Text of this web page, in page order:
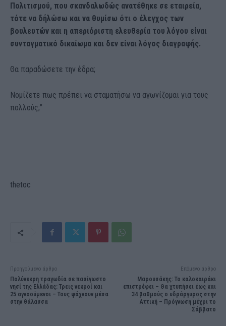
Πολιτισμού, που σκανδαλωδώς ανατέθηκε σε εταιρεία,
τότε να δήλώσω και να θυμίσω ότι ο έλεγχος των
βουλευτών και η απεριόριστη ελευθερία του λόγου είναι
συνταγματικό δικαίωμα και δεν είναι λόγος διαγραφής.
Θα παραδώσετε την έδρα;
Νομίζετε πως πρέπει να σταματήσω να αγωνίζομαι για τους
πολλούς;”
thetoc
Προηγούμενο άρθρο
Πολύνεκρη τραγωδία σε πασίγωστο
νησί της Ελλάδας: Τρεις νεκροί και
25 αγνοούμενοι – Τους ψάχνουν μέσα
στην θάλασσα
Επόμενο άρθρο
Μαρουσάκης: Το καλοκαιράκι
επιστρέφει – Θα χτυπήσει έως και
34 βαθμούς ο υδράργυρος στην
Αττική – Πρόγνωση μέχρι το
Σάββατο